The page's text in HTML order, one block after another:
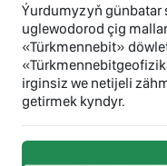
Ýurdumyzyň günbatar
uglewodorod çig
«Türkmennebit»
irginsiz we netijeli
getirmek kyndyr.